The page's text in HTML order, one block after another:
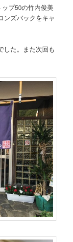
プ50の竹内俊美
ンズバックをキャ
した。また次回も